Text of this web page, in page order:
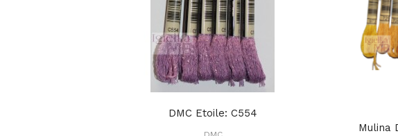
DMC Etoile: C554
Mulina